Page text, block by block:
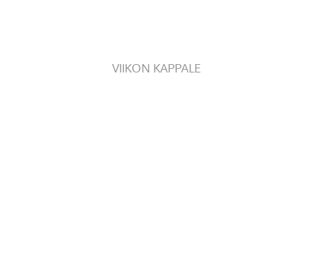
VIIKON KAPPALE